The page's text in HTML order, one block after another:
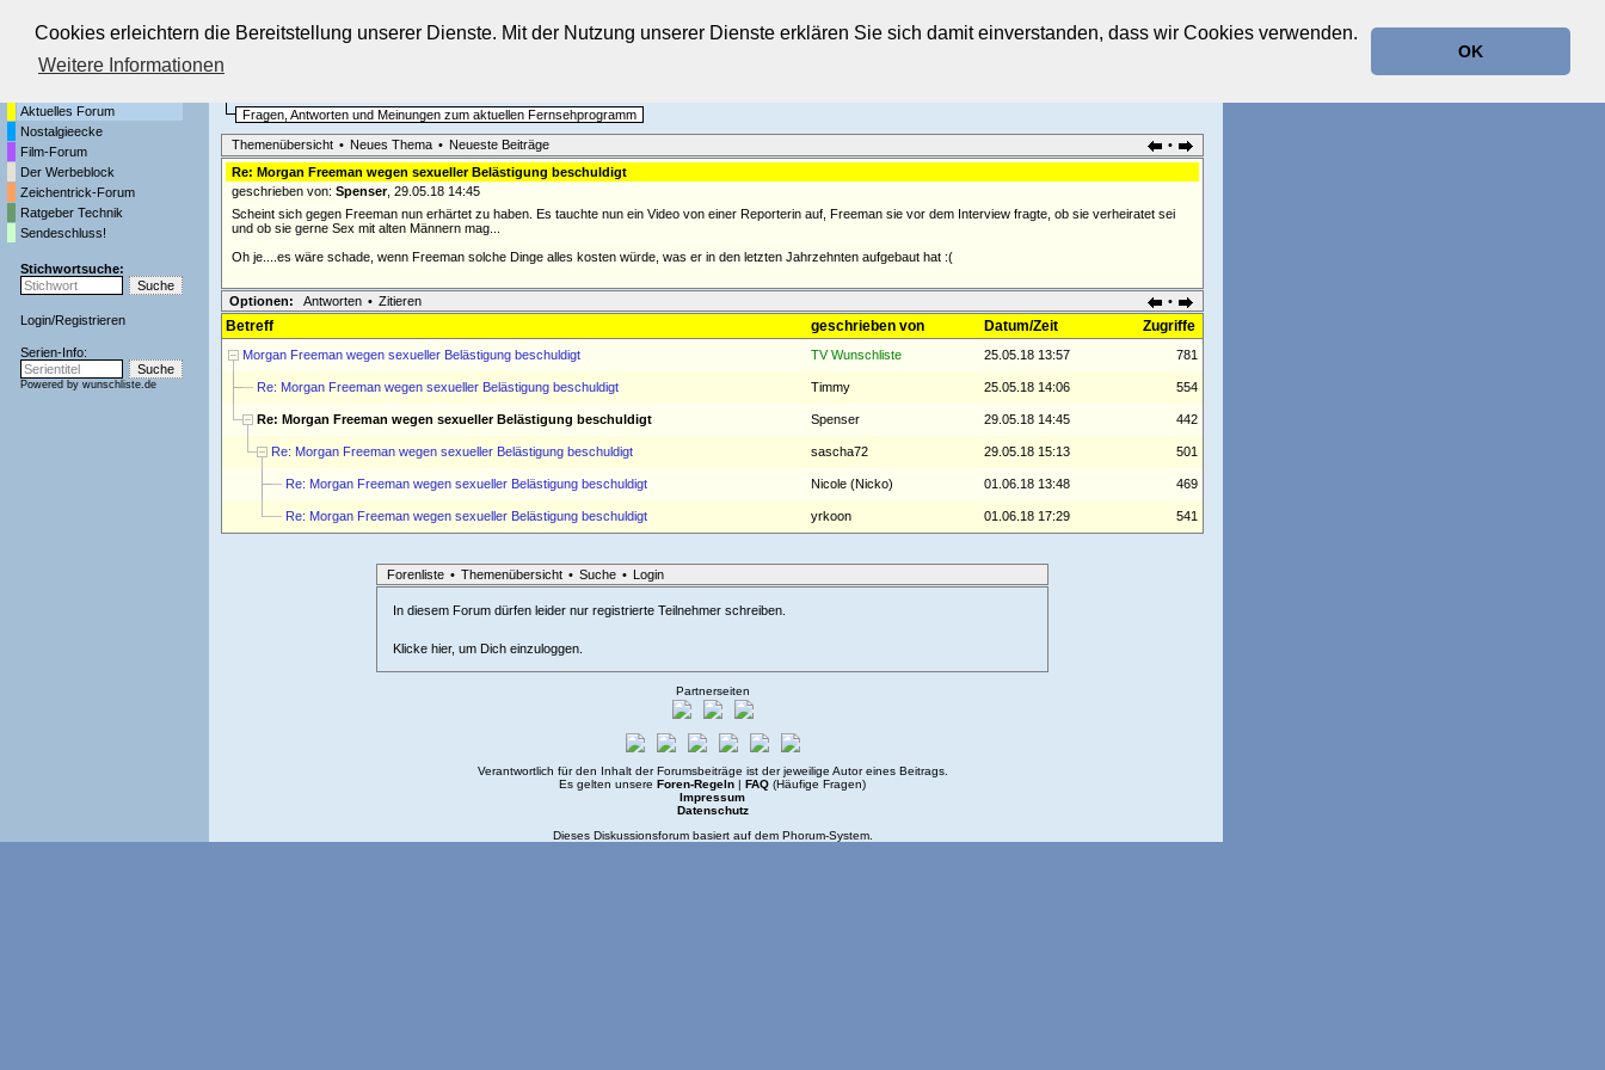
Cookies erleichtern die Bereitstellung unserer Dienste. Mit der Nutzung unserer Dienste erklären Sie sich damit einverstanden, dass wir Cookies verwenden.
Weitere Informationen
OK
Die Fernseh-Diskussionsforen von
Aktuelles Forum
Nostalgieecke
Film-Forum
Der Werbeblock
Zeichentrick-Forum
Ratgeber Technik
Sendeschluss!
Stichwortsuche:
Login/Registrieren
Serien-Info:
Powered by wunschliste.de
Fragen, Antworten und Meinungen zum aktuellen Fernsehprogramm
Themenübersicht • Neues Thema • Neueste Beiträge
•
Re: Morgan Freeman wegen sexueller Belästigung beschuldigt
geschrieben von: Spenser, 29.05.18 14:45
Scheint sich gegen Freeman nun erhärtet zu haben. Es tauchte nun ein Video von einer Reporterin auf, Freeman sie vor dem Interview fragte, ob sie verheiratet sei
und ob sie gerne Sex mit alten Männern mag...
Oh je....es wäre schade, wenn Freeman solche Dinge alles kosten würde, was er in den letzten Jahrzehnten aufgebaut hat :(
•
Optionen: Antworten • Zitieren
Betreff geschrieben von Datum/Zeit Zugriffe
Morgan Freeman wegen sexueller Belästigung beschuldigt TV Wunschliste 25.05.18 13:57 781
Re: Morgan Freeman wegen sexueller Belästigung beschuldigt Timmy 25.05.18 14:06 554
Re: Morgan Freeman wegen sexueller Belästigung beschuldigt Spenser 29.05.18 14:45 442
Re: Morgan Freeman wegen sexueller Belästigung beschuldigt sascha72 29.05.18 15:13 501
Re: Morgan Freeman wegen sexueller Belästigung beschuldigt Nicole (Nicko) 01.06.18 13:48 469
Re: Morgan Freeman wegen sexueller Belästigung beschuldigt yrkoon 01.06.18 17:29 541
Forenliste • Themenübersicht • Suche • Login
In diesem Forum dürfen leider nur registrierte Teilnehmer schreiben.
Klicke hier, um Dich einzuloggen.
Partnerseiten
Verantwortlich für den Inhalt der Forumsbeiträge ist der jeweilige Autor eines Beitrags.
Es gelten unsere Foren-Regeln FAQ (Häufige Fragen)
Impressum
Datenschutz
Dieses Diskussionsforum basiert auf dem Phorum-System.